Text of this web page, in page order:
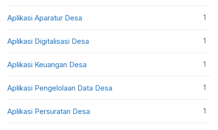
Aplikasi Aparatur Desa 1
Aplikasi Digitalisasi Desa 1
Aplikasi Keuangan Desa 1
Aplikasi Pengelolaan Data Desa 1
Aplikasi Persuratan Desa 1